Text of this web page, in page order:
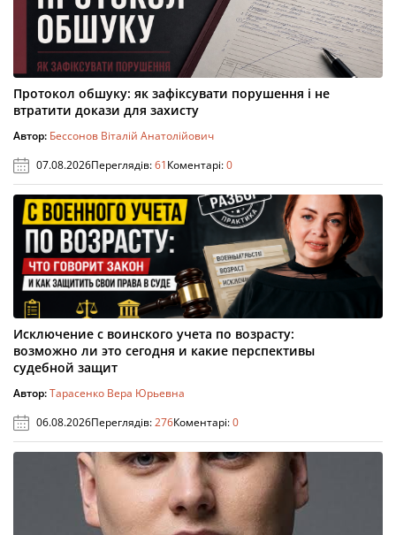
Протокол обшуку: як зафіксувати порушення і не
втратити докази для захисту
Автор: Бессонов Віталій Анатолійович
07.08.2026Переглядів:61Коментарі:0
Исключение с воинского учета по возрасту:
возможно ли это сегодня и какие перспективы
судебной защит
Автор:Тарасенко Вера Юрьевна
06.08.2026Переглядів:276Коментарі:0